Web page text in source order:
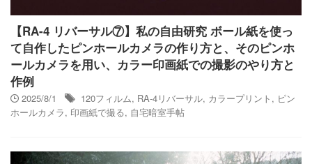
【RA-4 リバーサル⑦】私の自由研究 ボール紙を使っ
て自作したピンホールカメラの作り方と、そのピンホ
ールカメラを用い、カラー印画紙での撮影のやり方と
作例
2025/8/1 120フィルム, RA-4リバーサル, カラープリント , ピン
ホールカメラ, 印画紙で撮る, 自宅暗室手帖